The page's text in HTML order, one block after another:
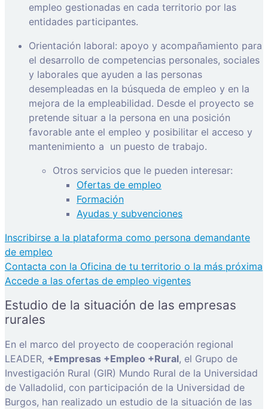
empleo gestionadas en cada territorio por las
entidades participantes.
Orientación laboral: apoyo y acompañamiento para
el desarrollo de competencias personales, sociales
y laborales que ayuden a las personas
desempleadas en la búsqueda de empleo y en la
mejora de la empleabilidad. Desde el proyecto se
pretende situar a la persona en una posición
favorable ante el empleo y posibilitar el acceso y
mantenimiento a un puesto de trabajo.
Otros servicios que le pueden interesar:
Ofertas de empleo
Formación
Ayudas y subvenciones
Inscribirse a la plataforma como persona demandante
de empleo
Contacta con la Oficina de tu territorio o la más próxima
Accede a las ofertas de empleo vigentes
Estudio de la situación de las empresas
rurales
En el marco del proyecto de cooperación regional
LEADER, +Empresas +Empleo +Rural, el Grupo de
Investigación Rural (GIR) Mundo Rural de la Universidad
de Valladolid, con participación de la Universidad de
Burgos, han realizado un estudio de la situación de las